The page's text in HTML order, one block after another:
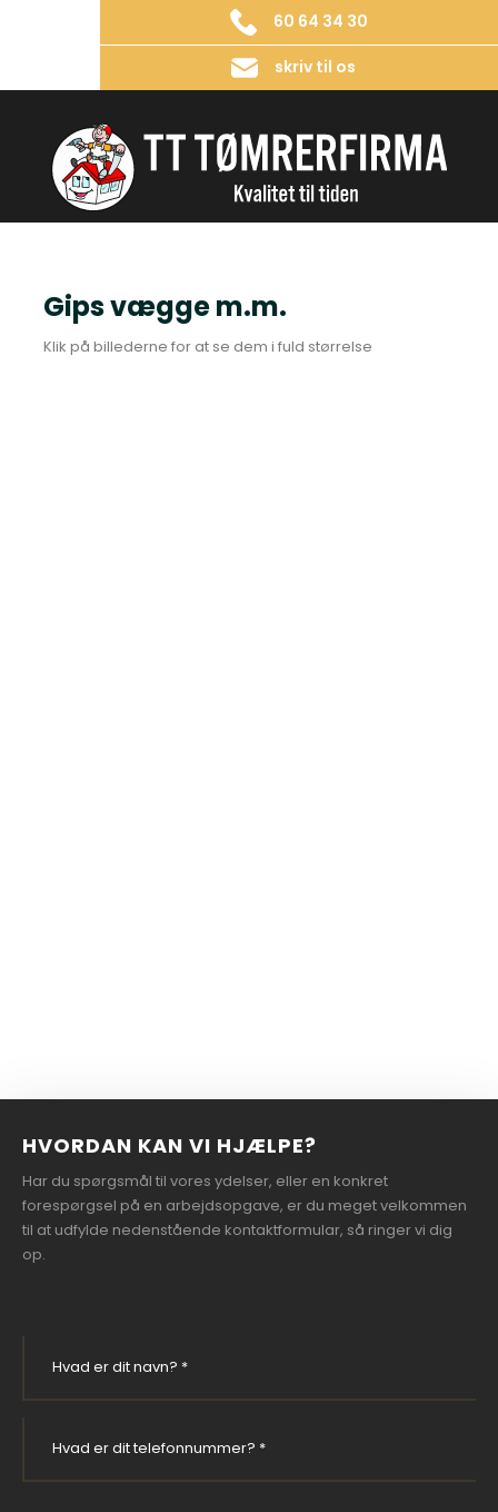
60 64 34 30
skriv til os
Gips vægge m.m.​
​Klik på billederne for at se dem i fuld størrelse​
HVORDAN KAN VI HJÆLPE?
Har du spørgsmål til vores ydelser, eller en konkret
forespørgsel på en arbejdsopgave, er du meget velkommen
til at udfylde nedenstående kontaktformular, så ringer vi dig
op.